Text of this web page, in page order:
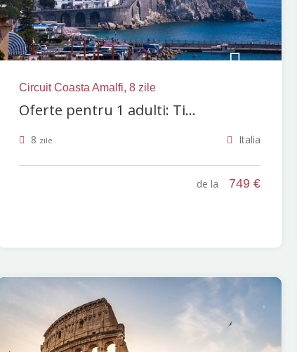
Circuit Coasta Amalfi, 8 zile
Oferte pentru 1 adulti: Ti...
8 zile Italia
de la 749 €